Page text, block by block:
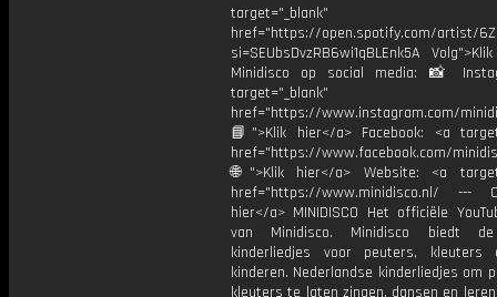
target="_blank"
href="https://open.spotify.com/artist/
si=SEUbsDvzRB6wi1qBLEnk5A
Minidisco op social media: 📸
target="_blank"
href="https://www.instagram.com/
📘">Klik hier</a> Facebook: <a
href="https://www.facebook.com/
🌐">Klik hier</a> Website: <a
href="https://www.minidisco.nl/ ---
hier</a> MINIDISCO Het officiële
van Minidisco. Minidisco biedt
kinderliedjes voor peuters, kleuters
kinderen. Nederlandse kinderliedjes om
kleuters te laten zingen, dansen en